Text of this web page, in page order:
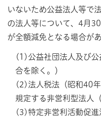
いないため公益法人等で
の法人等について、4月
が全額減免となる場合があ
(1)公益社団法人及び公
合を除く。）
(2)法人税法（昭和40
規定する非営利型法人
(3)特定非営利活動促